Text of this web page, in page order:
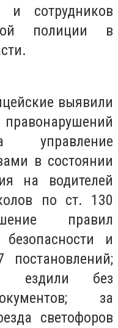
и сотрудников
полиции в
выявили
в состоянии
на водителей
по ст. 130
правил
и
ездили без
за
светофоров